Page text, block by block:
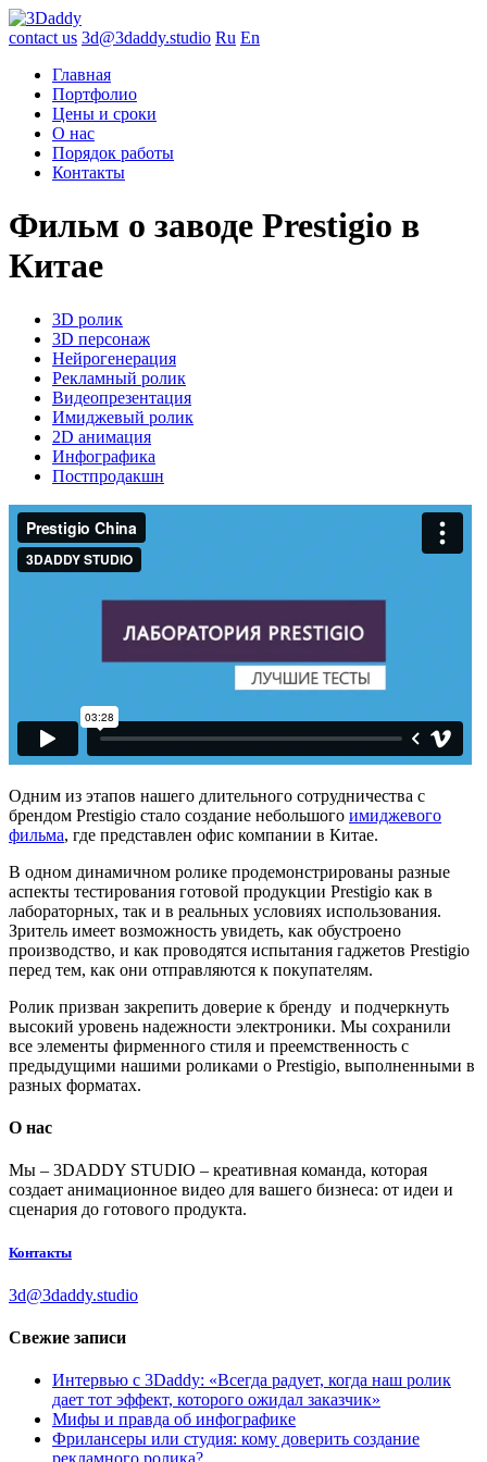
contact us 3d@3daddy.studio Ru En
Главная
Портфолио
Цены и сроки
О нас
Порядок работы
Контакты
Фильм о заводе Prestigio в
Китае
3D ролик
3D персонаж
Нейрогенерация
Рекламный ролик
Видеопрезентация
Имиджевый ролик
2D анимация
Инфографика
Постпродакшн
Одним из этапов нашего длительного сотрудничества с
брендом Prestigio стало создание небольшого имиджевого
фильма, где представлен офис компании в Китае.
В одном динамичном ролике продемонстрированы разные
аспекты тестирования готовой продукции Prestigio как в
лабораторных, так и в реальных условиях использования.
Зритель имеет возможность увидеть, как обустроено
производство, и как проводятся испытания гаджетов Prestigio
перед тем, как они отправляются к покупателям.
Ролик призван закрепить доверие к бренду и подчеркнуть
высокий уровень надежности электроники. Мы сохранили
все элементы фирменного стиля и преемственность с
предыдущими нашими роликами о Prestigio, выполненными в
разных форматах.
О нас
Мы – 3DADDY STUDIO – креативная команда, которая
создает анимационное видео для вашего бизнеса: от идеи и
сценария до готового продукта.
Контакты
3d@3daddy.studio
Свежие записи
Интервью с 3Daddy: «Всегда радует, когда наш ролик
дает тот эффект, которого ожидал заказчик»
Мифы и правда об инфографике
Фрилансеры или студия: кому доверить создание